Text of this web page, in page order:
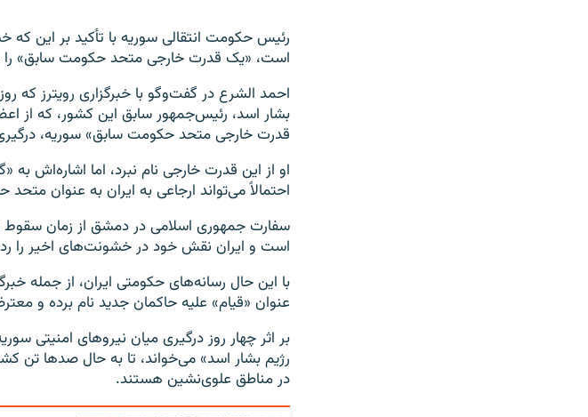
رئیس حکومت انتقالی سوریه با تأکید بر این
است، «یک قدرت خارجی متحد حکومت سابق» را
بشار اسد، رئیس‌جمهور سابق این کشور، که از
قدرت خارجی متحد حکومت سابق» سوریه،
او از این قدرت خارجی نام نبرد، اما اشاره‌اش
احتمالاً می‌تواند ارجاعی به ایران به عنوان
سفارت جمهوری اسلامی در دمشق از زمان
است و ایران نقش خود در خشونت‌های اخیر را
با این حال رسانه‌های حکومتی ایران، از جمله
عنوان «قیام» علیه حاکمان جدید نام برده و
بر اثر چهار روز درگیری میان نیروهای امنیتی
رژیم بشار اسد» می‌خواند، تا به حال صدها تن
در مناطق علوی‌نشین هستند.